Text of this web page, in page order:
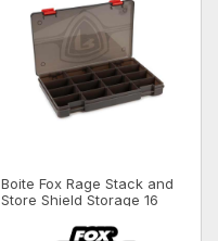
Boite Fox Rage Stack and
Store Shield Storage 16